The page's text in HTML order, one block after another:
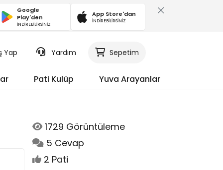
Google
Play'den
İNDİREBİLİRSİNİZ
App Store'dan
İNDİREBİLİRSİNİZ
Yap Yardım Sepetim
Pati Kulüp Yuva Arayanlar
1729 Görüntüleme
5 Cevap
2 Pati